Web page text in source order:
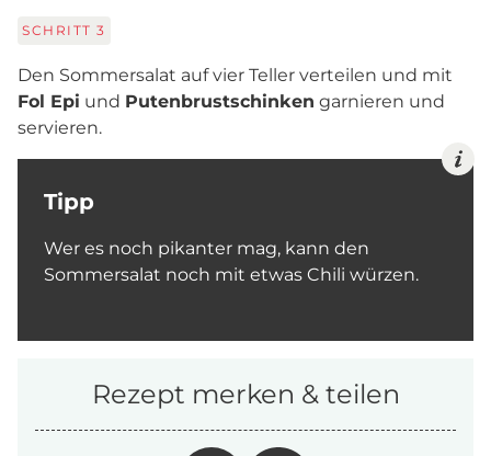
SCHRITT 3
Den Sommersalat auf vier Teller verteilen und mit
Fol Epi und Putenbrustschinken garnieren und
servieren.
Tipp
Wer es noch pikanter mag, kann den
Sommersalat noch mit etwas Chili würzen.
Rezept merken & teilen